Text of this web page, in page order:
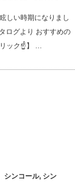
しい時期になりまし
ログより おすすめの
リック☝】 …
シンコール, シン